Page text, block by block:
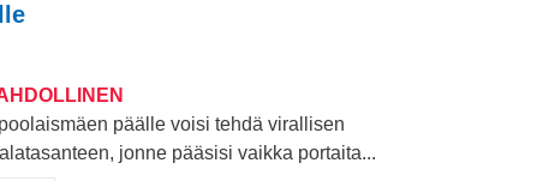
päälle voisi tehdä virallisen
jonne pääsisi vaikka portaita...